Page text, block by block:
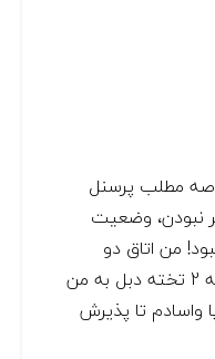
مطلب پرسنل
نبودن، وضعيت
من اتاق دو
تخته توئین رزرو کرده بودم که 2 تخته دبل به من
دقيقه سرپا واسادم تا پذيرش